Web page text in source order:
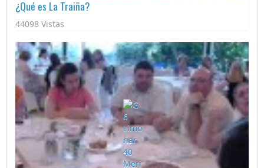
¿Qué es La Traiña?
44098 Vistas